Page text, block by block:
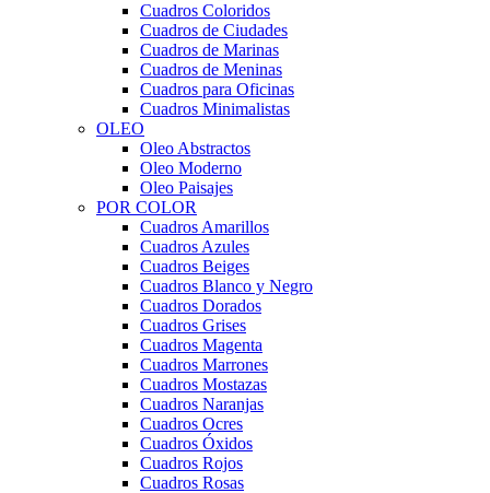
Cuadros Coloridos
Cuadros de Ciudades
Cuadros de Marinas
Cuadros de Meninas
Cuadros para Oficinas
Cuadros Minimalistas
OLEO
Oleo Abstractos
Oleo Moderno
Oleo Paisajes
POR COLOR
Cuadros Amarillos
Cuadros Azules
Cuadros Beiges
Cuadros Blanco y Negro
Cuadros Dorados
Cuadros Grises
Cuadros Magenta
Cuadros Marrones
Cuadros Mostazas
Cuadros Naranjas
Cuadros Ocres
Cuadros Óxidos
Cuadros Rojos
Cuadros Rosas